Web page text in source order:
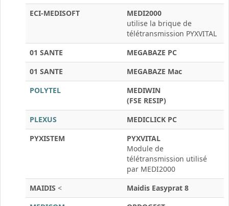
ECI-MEDISOFT
MEDI2000
utilise la brique de
télétransmission PYXVITAL
01 SANTE
MEGABAZE PC
01 SANTE
MEGABAZE Mac
POLYTEL
MEDIWIN
(FSE RESIP)
PLEXUS
MEDICLICK PC
PYXISTEM
PYXVITAL
Module de
télétransmission utilisé
par MEDI2000
MAIDIS <
Maidis Easyprat 8